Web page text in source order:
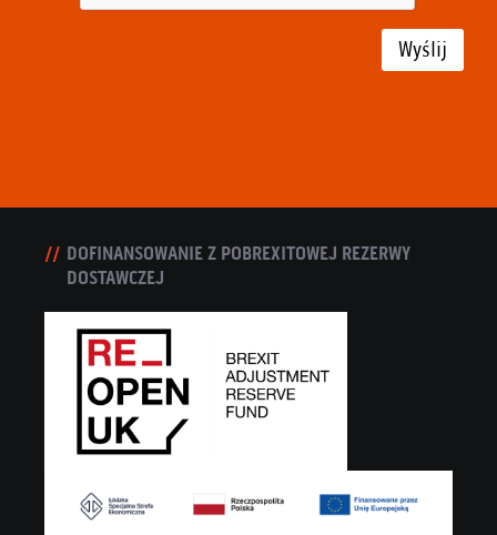
Wyślij
DOFINANSOWANIE Z POBREXITOWEJ REZERWY
DOSTAWCZEJ